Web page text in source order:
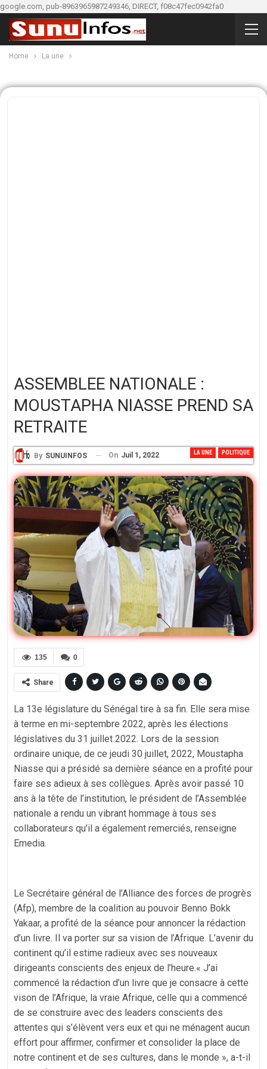
google.com, pub-8963965987249346, DIRECT, f08c47fec0942fa0
Home La une
ASSEMBLEE NATIONALE :
MOUSTAPHA NIASSE PREND SA
RETRAITE
LA UNE POLITIQUE
By SUNUINFOS On Juil 1, 2022
0
135
Share
La 13e législature du Sénégal tire à sa fin. Elle sera mise
à terme en mi-septembre 2022, après les élections
législatives du 31 juillet 2022. Lors de la session
ordinaire unique, de ce jeudi 30 juillet, 2022, Moustapha
Niasse qui a présidé sa dernière séance en a profité pour
faire ses adieux à ses collègues. Après avoir passé 10
ans à la tête de l’institution, le président de l’Assemblée
nationale a rendu un vibrant hommage à tous ses
collaborateurs qu’il a également remerciés, renseigne
Emedia.
Le Secrétaire général de l’Alliance des forces de progrès
(Afp), membre de la coalition au pouvoir Benno Bokk
Yakaar, a profité de la séance pour annoncer la rédaction
d’un livre. Il va porter sur sa vision de l’Afrique. L’avenir du
continent qu’il estime radieux avec ses nouveaux
dirigeants conscients des enjeux de l’heure.« J’ai
commencé la rédaction d’un livre que je consacre à cette
vison de l’Afrique, la vraie Afrique, celle qui a commencé
de se construire avec des leaders conscients des
attentes qui s’élèvent vers eux et qui ne ménagent aucun
effort pour affirmer, confirmer et consolider la place de
notre continent et de ses cultures, dans le monde », a-t-il